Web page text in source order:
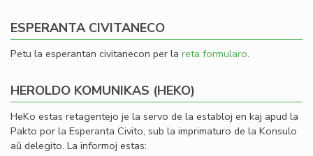
ESPERANTA CIVITANECO
Petu la esperantan civitanecon per la reta formularo.
HEROLDO KOMUNIKAS (HEKO)
HeKo estas retagentejo je la servo de la establoj en kaj apud la
Pakto por la Esperanta Civito, sub la imprimaturo de la Konsulo
aŭ delegito. La informoj estas: